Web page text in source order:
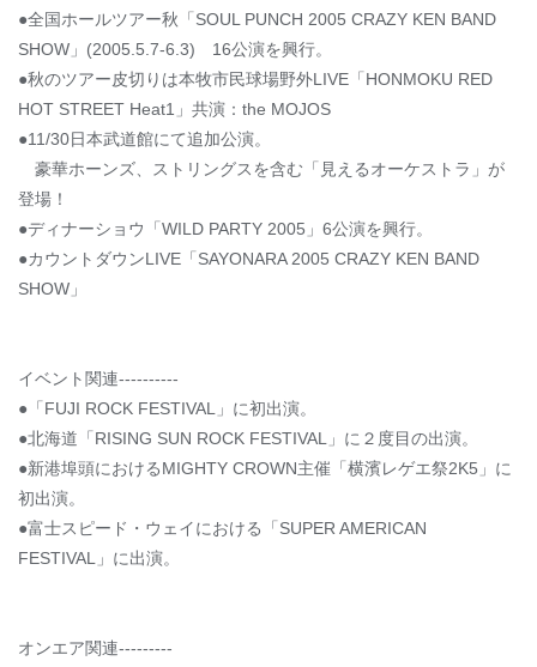
●全国ホールツアー秋「SOUL PUNCH 2005 CRAZY KEN BAND
SHOW」(2005.5.7-6.3) 16公演を興行。
●秋のツアー皮切りは本牧市民球場野外LIVE「HONMOKU RED
HOT STREET Heat1」共演：the MOJOS
●11/30日本武道館にて追加公演。
豪華ホーンズ、ストリングスを含む「見えるオーケストラ」が
登場！
●ディナーショウ「WILD PARTY 2005」6公演を興行。
●カウントダウンLIVE「SAYONARA 2005 CRAZY KEN BAND
SHOW」
イベント関連----------
●「FUJI ROCK FESTIVAL」に初出演。
●北海道「RISING SUN ROCK FESTIVAL」に２度目の出演。
●新港埠頭におけるMIGHTY CROWN主催「横濱レゲエ祭2K5」に
初出演。
●富士スピード・ウェイにおける「SUPER AMERICAN
FESTIVAL」に出演。
オンエア関連---------